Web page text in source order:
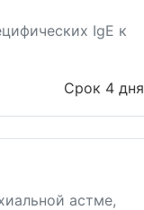
IgE к
Срок 4 дня
астме,